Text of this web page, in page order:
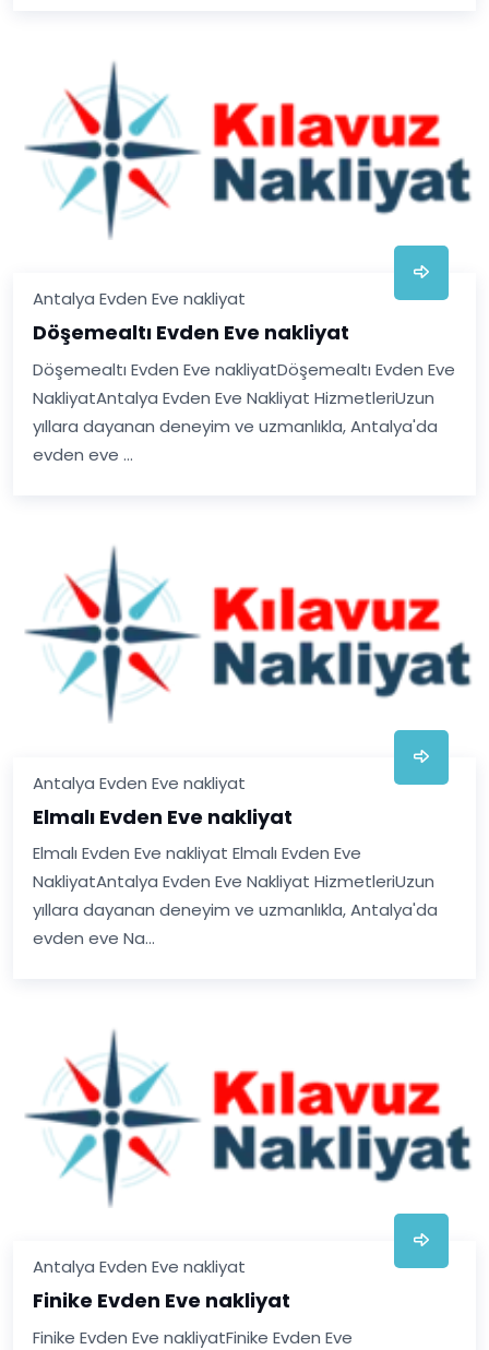
Antalya Evden Eve nakliyat
Döşemealtı Evden Eve nakliyat
Döşemealtı Evden Eve nakliyatDöşemealtı Evden Eve
NakliyatAntalya Evden Eve Nakliyat HizmetleriUzun
yıllara dayanan deneyim ve uzmanlıkla, Antalya'da
evden eve ...
Antalya Evden Eve nakliyat
Elmalı Evden Eve nakliyat
Elmalı Evden Eve nakliyat Elmalı Evden Eve
NakliyatAntalya Evden Eve Nakliyat HizmetleriUzun
yıllara dayanan deneyim ve uzmanlıkla, Antalya'da
evden eve Na...
Antalya Evden Eve nakliyat
Finike Evden Eve nakliyat
Finike Evden Eve nakliyatFinike Evden Eve